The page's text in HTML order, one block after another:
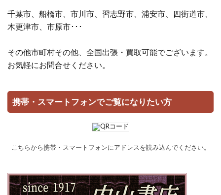
千葉市、船橋市、市川市、習志野市、浦安市、四街道市、
木更津市、市原市･･･
その他市町村その他、全国出張・買取可能でございます。
お気軽にお問合せください。
携帯・スマートフォンでご覧になりたい方
こちらから携帯・スマートフォンにアドレスを読み込んでください。